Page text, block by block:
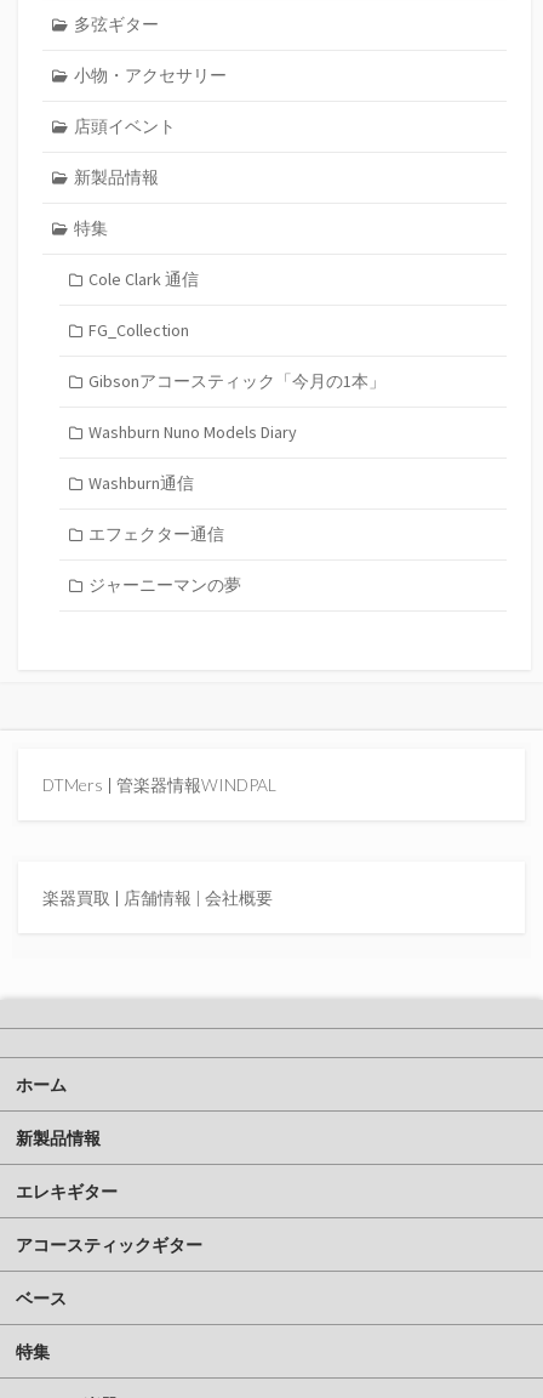
多弦ギター
小物・アクセサリー
店頭イベント
新製品情報
特集
Cole Clark 通信
FG_Collection
Gibsonアコースティック「今月の1本」
Washburn Nuno Models Diary
Washburn通信
エフェクター通信
ジャーニーマンの夢
DTMers | 管楽器情報WINDPAL
楽器買取 | 店舗情報 | 会社概要
ホーム
新製品情報
エレキギター
アコースティックギター
ベース
特集